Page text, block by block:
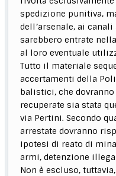
spedizione punitiva,
dell’arsenale, ai
sarebbero entrate
al loro eventuale
Tutto il materiale
accertamenti della
balistici, che
recuperate sia stata
via Pertini. Secondo
arrestate dovranno
ipotesi di reato di
armi, detenzione
Non è escluso,